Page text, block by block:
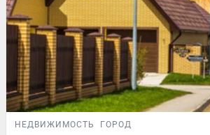
НЕДВИЖИМОСТЬ ГОРОД